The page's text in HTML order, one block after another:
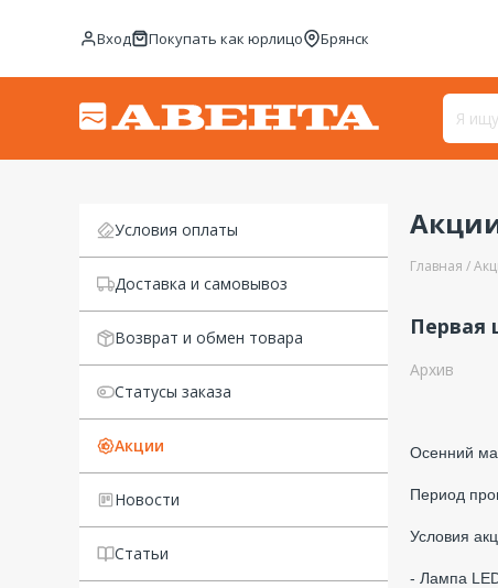
Вход Покупать как юрлицо Брянск
Условия оплаты
Доставка и самовывоз
Возврат и обмен товара
Статусы заказа
Акции
Новости
Статьи
Главная
Первая
Архив
Осенний
Период
Условия
- Лампа